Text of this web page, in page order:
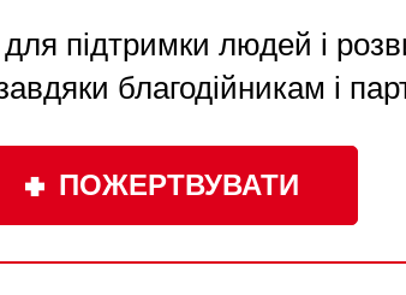
підтримки людей і
благодійникам і
ПОЖЕРТВУВАТИ